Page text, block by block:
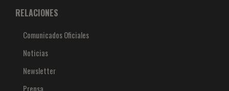
RELACIONES
Comunicados Oficiales
Noticias
Newsletter
Prensa